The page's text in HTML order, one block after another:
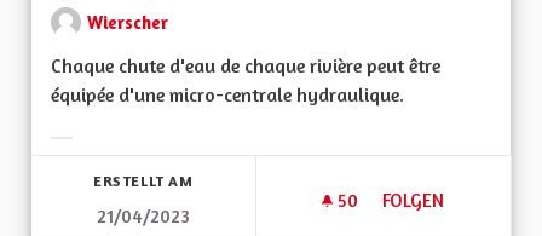
Wierscher
Chaque chute d'eau de chaque rivière peut être
équipée d'une micro-centrale hydraulique.
ERSTELLT AM
21/04/2023
50 50 FOLLOWER
FOLGEN
DÉVELOPPER LES